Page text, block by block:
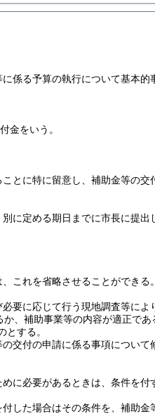
係る予算の執行について基本的
金をいう。
とに特に留意し、補助金等の交
に定める期日までに市長に提出
これを省略させることができる。
要に応じて行う現地調査等によ
、補助事業等の内容が適正で
する。
交付の申請に係る事項について
に必要があるときは、条件を付
した場合はその条件を、補助金